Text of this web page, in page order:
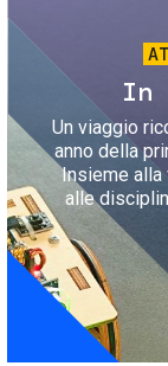
In
Un viaggio
anno della
Insieme alla
alle